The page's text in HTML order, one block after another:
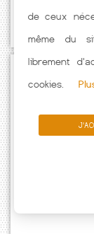
caractéristiques
de ceux
même du
librement
cookies.